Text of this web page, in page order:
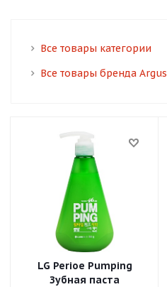
Все товары категории
Все товары бренда Argus
LG Perioe Pumping
Зубная паста